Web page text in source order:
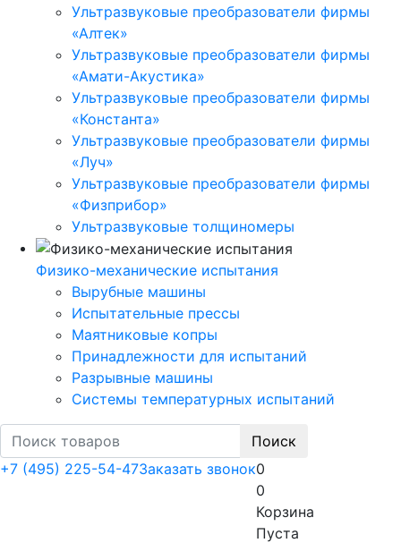
Ультразвуковые преобразователи фирмы
«Алтек»
Ультразвуковые преобразователи фирмы
«Амати-Акустика»
Ультразвуковые преобразователи фирмы
«Константа»
Ультразвуковые преобразователи фирмы
«Луч»
Ультразвуковые преобразователи фирмы
«Физприбор»
Ультразвуковые толщиномеры
Физико-механические испытания
Вырубные машины
Испытательные прессы
Маятниковые копры
Принадлежности для испытаний
Разрывные машины
Системы температурных испытаний
Поиск
+7 (495) 225-54-47Заказать звонок0
0
Корзина
Пуста